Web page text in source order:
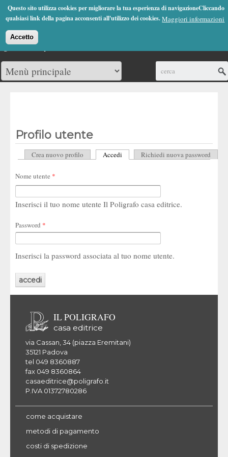
Questo sito utilizza cookies per migliorare la tua esperienza di navigazioneCliccando
qualsiasi link della pagina acconsenti all'utilizzo dei cookies.Maggiori informazioni
Accetto
Jump to Navigation
(0)
Profilo utente
Schede primarie
Crea nuovo profilo Accedi (scheda attiva)
Richiedi nuova password
Nome utente *
Inserisci il tuo nome utente Il Poligrafo casa editrice.
Password *
Inserisci la password associata al tuo nome utente.
IL POLIGRAFO
casa editrice
via Cassan, 34 (piazza Eremitani)
35121 Padova
tel 049 8360887
fax 049 8360864
casaeditrice@poligrafo.it
P.IVA 01372780286
come acquistare
metodi di pagamento
costi di spedizione